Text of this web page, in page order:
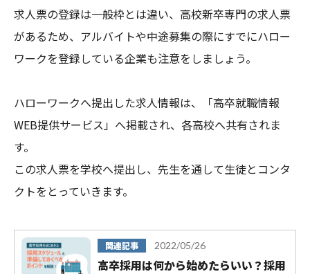
求人票の登録は一般枠とは違い、高校新卒専門の求人票
があるため、アルバイトや中途募集の際にすでにハロー
ワークを登録している企業も注意をしましょう。
ハローワークへ提出した求人情報は、「高卒就職情報
WEB提供サービス」へ掲載され、各高校へ共有されま
す。
この求人票を学校へ提出し、先生を通して生徒とコンタ
クトをとっていきます。
関連記事 2022/05/26
高卒採用は何から始めたらいい？採用